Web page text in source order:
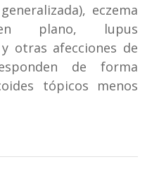
eczema
plano, lupus
otras afecciones de
de forma
tópicos menos